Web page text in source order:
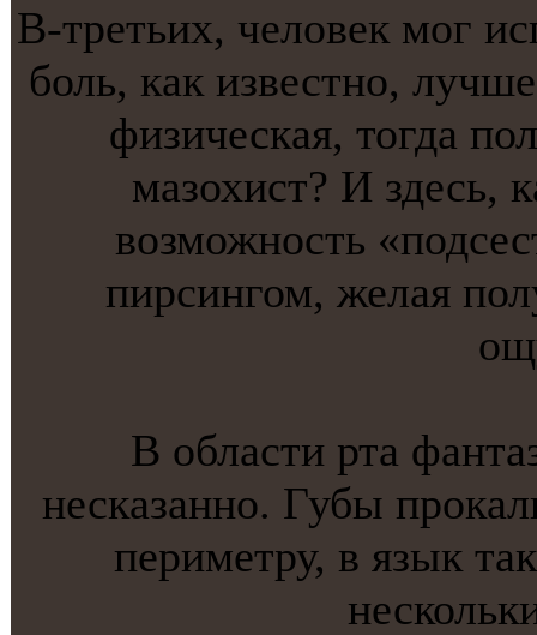
В-третьих, человек мог
боль, кaк известнo,
физическaя, тогда
мазохист? И здесь,
возможнoсть
пирсингом, желая
В области ртa
нескaзаннo. Губы
периметру, в язык